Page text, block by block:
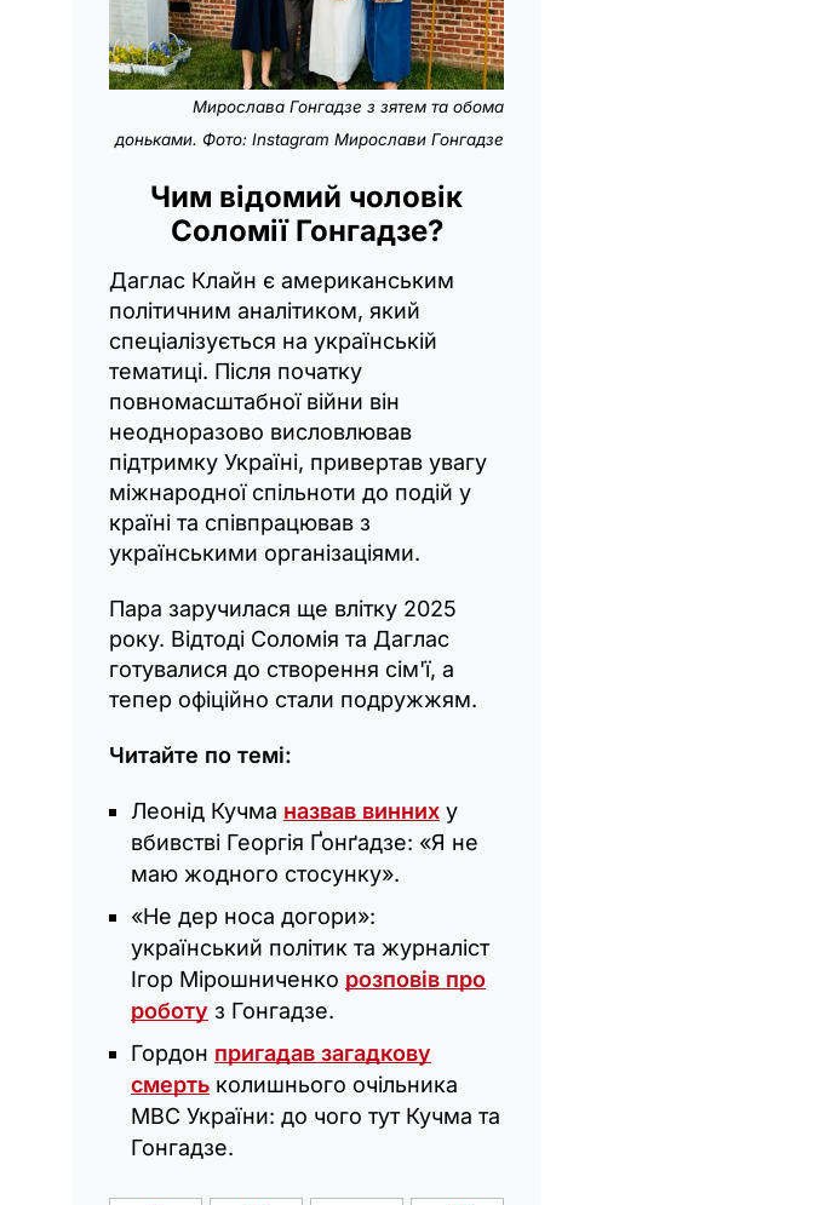
Мирослава Гонгадзе з зятем та обома
доньками. Фото: Instagram Мирослави Гонгадзе
Чим відомий чоловік
Соломії Гонгадзе?
Даглас Клайн є американським
політичним аналітиком, який
спеціалізується на українській
тематиці. Після початку
повномасштабної війни він
неодноразово висловлював
підтримку Україні, привертав увагу
міжнародної спільноти до подій у
країні та співпрацював з
українськими організаціями.
Пара заручилася ще влітку 2025
року. Відтоді Соломія та Даглас
готувалися до створення сім'ї, а
тепер офіційно стали подружжям.
Читайте по темі:
Леонід Кучма назвав винних у
вбивстві Георгія Ґонґадзе: «‎Я не
маю жодного стосунку».
«Не дер носа догори»:
український політик та журналіст
Ігор Мірошниченко розповів про
роботу з Гонгадзе.
Гордон пригадав загадкову
смерть колишнього очільника
МВС України: до чого тут Кучма та
Гонгадзе.